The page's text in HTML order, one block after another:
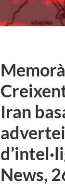
Iran
News,